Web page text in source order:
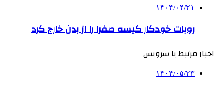
۱۴۰۴/۰۴/۲۱
روبات خودکار کیسه صفرا را از بدن خارج کرد
اخبار مرتبط با سرویس
۱۴۰۴/۰۵/۲۳